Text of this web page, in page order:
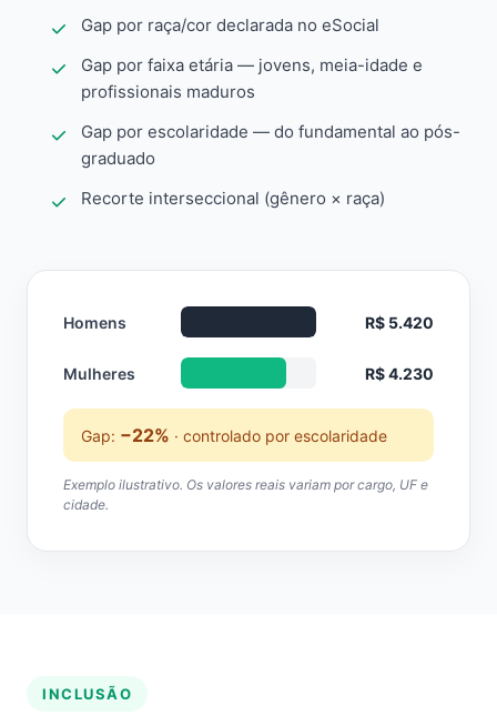
Gap por raça/cor declarada no eSocial
Gap por faixa etária — jovens, meia-idade e
profissionais maduros
Gap por escolaridade — do fundamental ao pós-
graduado
Recorte interseccional (gênero × raça)
Homens R$ 5.420
Mulheres R$ 4.230
Gap: −22% · controlado por escolaridade
Exemplo ilustrativo. Os valores reais variam por cargo, UF e
cidade.
INCLUSÃO